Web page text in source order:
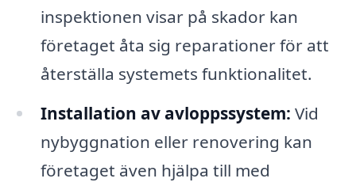
inspektionen visar på skador kan
företaget åta sig reparationer för att
återställa systemets funktionalitet.
Installation av avloppssystem: Vid
nybyggnation eller renovering kan
företaget även hjälpa till med